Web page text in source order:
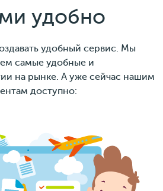
удобно
удобный сервис. Мы
самые удобные и
на рынке. А уже сейчас нашим
доступно: